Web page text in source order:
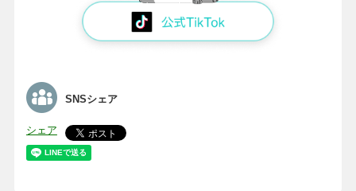
SNSシェア
シェア